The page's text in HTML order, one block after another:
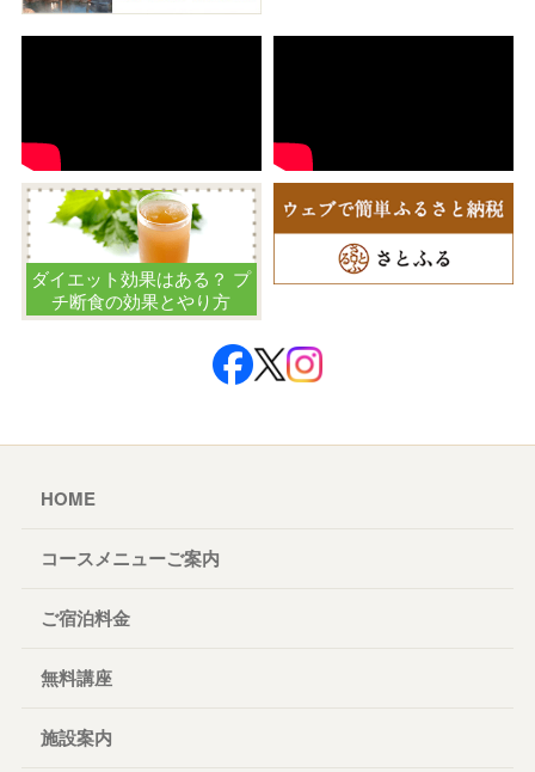
ダイエット効果はある？ プ
チ断食の効果とやり方
HOME
コースメニューご案内
ご宿泊料金
無料講座
施設案内